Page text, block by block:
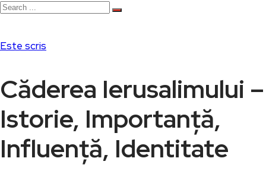
Este scris
Căderea Ierusalimului –
Istorie, Importanță,
Influență, Identitate